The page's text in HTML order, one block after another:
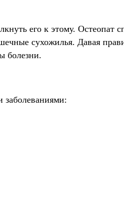
его к этому. Остеопат
сухожилья. Давая
болезни.